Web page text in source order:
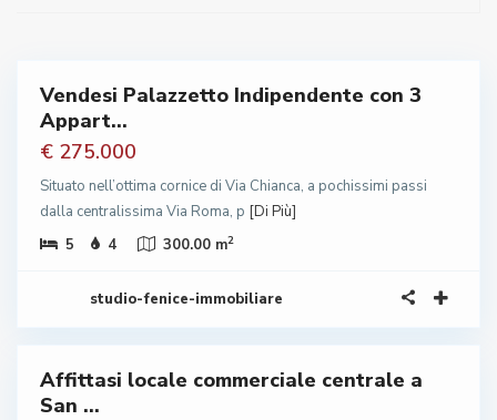
Vendesi Palazzetto Indipendente con 3
Appart...
€ 275.000
Situato nell’ottima cornice di Via Chianca, a pochissimi passi
dalla centralissima Via Roma, p [Di Più]
5
4 300.00 m2
studio-fenice-immobiliare
Affittasi locale commerciale centrale a
San ...